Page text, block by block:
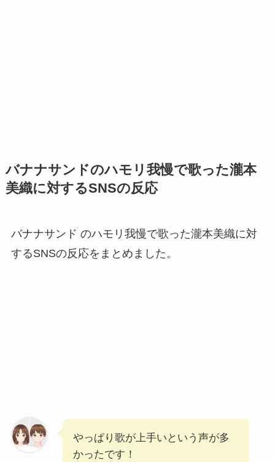
バナナサンドのハモリ我慢で歌った瀧本
美織に対するSNSの反応
バナナサンド のハモリ我慢で歌った瀧本美織に対
するSNSの反応をまとめました。
やっぱり歌が上手いという声が多
かったです！